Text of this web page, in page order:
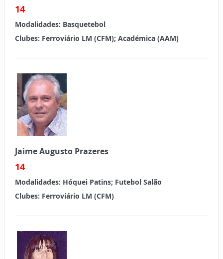
14
Modalidades: Basquetebol
Clubes: Ferroviário LM (CFM); Académica (AAM)
Jaime Augusto Prazeres
14
Modalidades: Hóquei Patins; Futebol Salão
Clubes: Ferroviário LM (CFM)